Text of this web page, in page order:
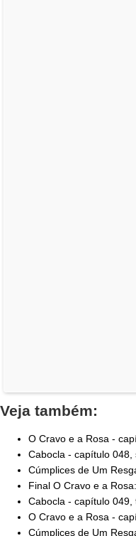
Veja também:
O Cravo e a Rosa -
Cabocla - capítulo
Cúmplices de Um
Final O Cravo e a
Cabocla - capítulo
O Cravo e a Rosa -
Cúmplices de Um